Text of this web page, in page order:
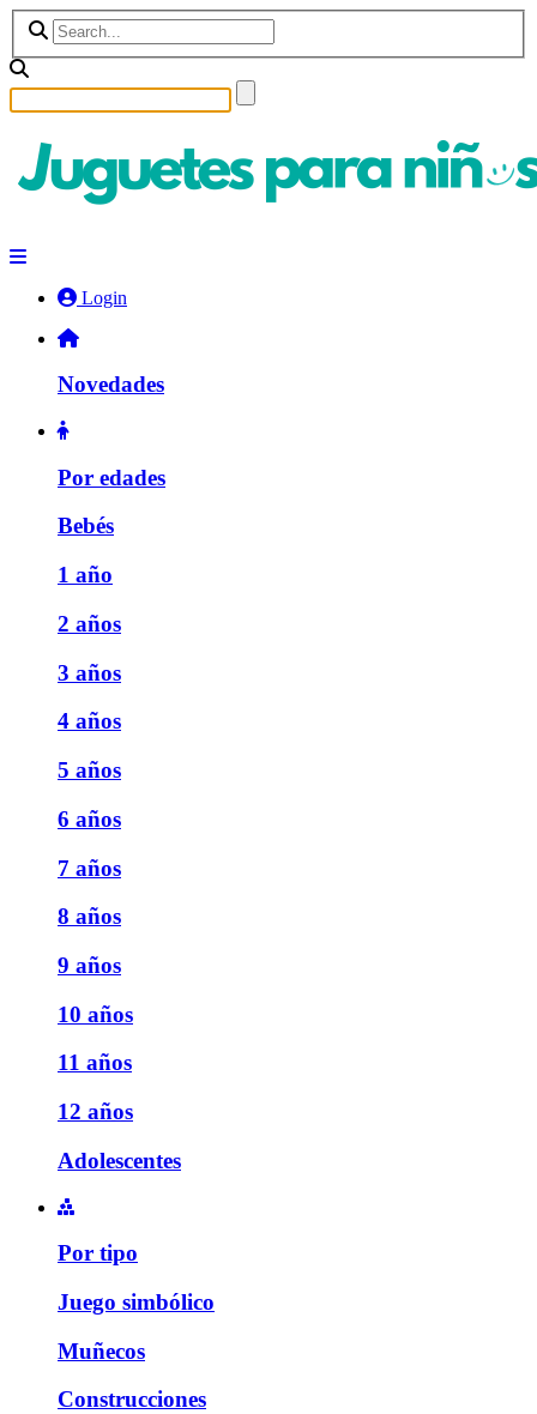
Login
Novedades
Por edades
Bebés
1 año
2 años
3 años
4 años
5 años
6 años
7 años
8 años
9 años
10 años
11 años
12 años
Adolescentes
Por tipo
Juego simbólico
Muñecos
Construcciones